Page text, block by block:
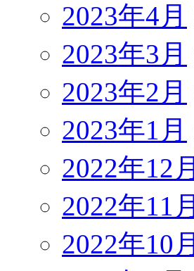
2023年4月
2023年3月
2023年2月
2023年1月
2022年12月
2022年11月
2022年10月